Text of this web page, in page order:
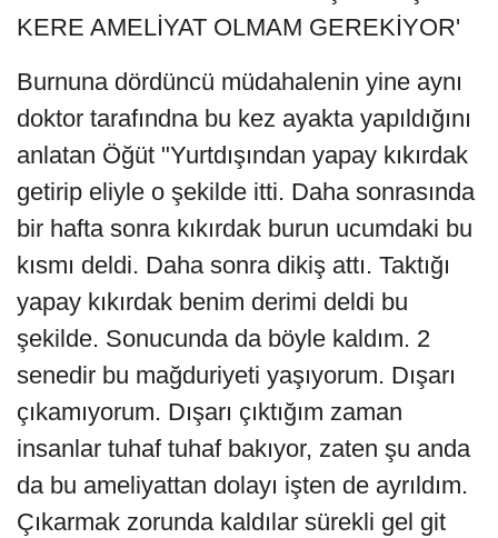
KERE AMELİYAT OLMAM GEREKİYOR'
Burnuna dördüncü müdahalenin yine aynı
doktor tarafındna bu kez ayakta yapıldığını
anlatan Öğüt "Yurtdışından yapay kıkırdak
getirip eliyle o şekilde itti. Daha sonrasında
bir hafta sonra kıkırdak burun ucumdaki bu
kısmı deldi. Daha sonra dikiş attı. Taktığı
yapay kıkırdak benim derimi deldi bu
şekilde. Sonucunda da böyle kaldım. 2
senedir bu mağduriyeti yaşıyorum. Dışarı
çıkamıyorum. Dışarı çıktığım zaman
insanlar tuhaf tuhaf bakıyor, zaten şu anda
da bu ameliyattan dolayı işten de ayrıldım.
Çıkarmak zorunda kaldılar sürekli gel git